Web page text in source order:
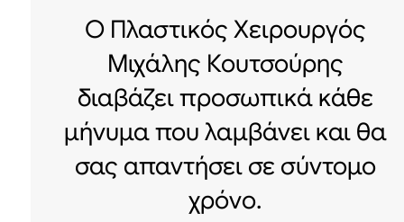
Ο Πλαστικός Χειρουργός
Μιχάλης Κουτσούρης
διαβάζει προσωπικά κάθε
μήνυμα που λαμβάνει και θα
σας απαντήσει σε σύντομο
χρόνο.